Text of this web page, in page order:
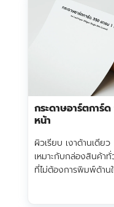
กระดาษอาร์ตการ์ด
หน้า
ผิวเรียบ เงาด้านเดียว
เหมาะกับกล่องสินค้าทั่
ที่ไม่ต้องการพิมพ์ด้าน